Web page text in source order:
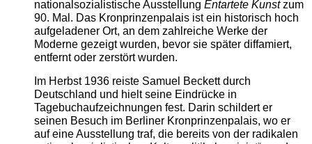
nationalsozialistische Ausstellung Entartete Kunstzum
90. Mal. Das Kronprinzenpalais ist ein historisch hoch
aufgeladener Ort, an dem zahlreiche Werke der
Moderne gezeigt wurden, bevor sie später diffamiert,
entfernt oder zerstört wurden.
Im Herbst 1936 reiste Samuel Beckett durch
Deutschland und hielt seine Eindrücke in
Tagebuchaufzeichnungen fest. Darin schildert er
seinen Besuch im Berliner Kronprinzenpalais, wo er
auf eine Ausstellung traf, die bereits von der radikalen